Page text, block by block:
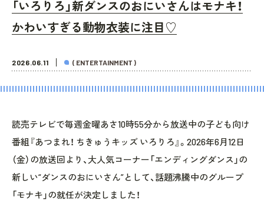
「いろりろ」新ダンスのおにいさんはモナキ！
かわいすぎる動物衣装に注目♡
2026.06.11 ( ENTERTAINMENT )
読売テレビで毎週金曜あさ10時55分から放送中の子ども向け
番組『あつまれ！ ちきゅうキッズ いろりろ』。2026年6月12日
（金）の放送回より、大人気コーナー「エンディングダンス」の
新しい“ダンスのおにいさん”として、話題沸騰中のグループ
「モナキ」の就任が決定しました！